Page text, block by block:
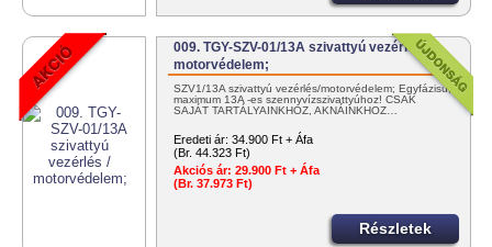
009. TGY-SZV-01/13A szivattyú vezérlés /
motorvédelem;
SZV1/13A szivattyú vezérlés/motorvédelem; Egyfázisú,
maximum 13A -es szennyvízszivattyúhoz! CSAK
SAJÁT TARTÁLYAINKHOZ, AKNÁINKHOZ…
Eredeti ár: 34.900 Ft + Áfa
(Br. 44.323 Ft)
Akciós ár: 29.900 Ft + Áfa
(Br. 37.973 Ft)
Részletek